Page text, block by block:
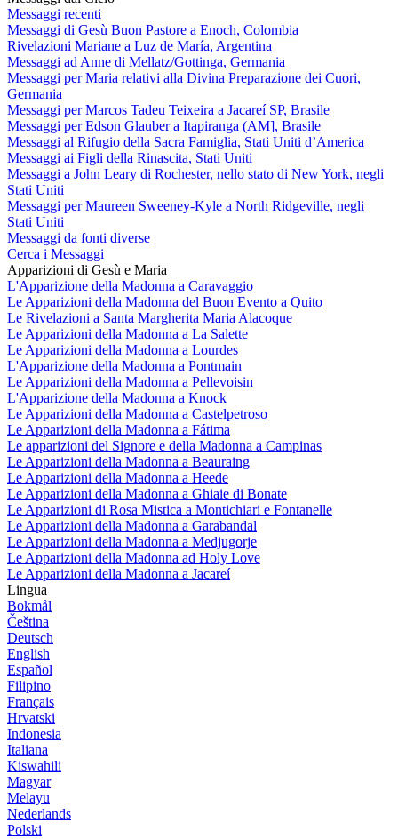
Messaggi recenti
Messaggi di Gesù Buon Pastore a Enoch, Colombia
Rivelazioni Mariane a Luz de María, Argentina
Messaggi ad Anne di Mellatz/Gottinga, Germania
Messaggi per Maria relativi alla Divina Preparazione dei Cuori,
Germania
Messaggi per Marcos Tadeu Teixeira a Jacareí SP, Brasile
Messaggi per Edson Glauber a Itapiranga (AM], Brasile
Messaggi al Rifugio della Sacra Famiglia, Stati Uniti d’America
Messaggi ai Figli della Rinascita, Stati Uniti
Messaggi a John Leary di Rochester, nello stato di New York, negli
Stati Uniti
Messaggi per Maureen Sweeney-Kyle a North Ridgeville, negli
Stati Uniti
Messaggi da fonti diverse
Cerca i Messaggi
Apparizioni di Gesù e Maria
L'Apparizione della Madonna a Caravaggio
Le Apparizioni della Madonna del Buon Evento a Quito
Le Rivelazioni a Santa Margherita Maria Alacoque
Le Apparizioni della Madonna a La Salette
Le Apparizioni della Madonna a Lourdes
L'Apparizione della Madonna a Pontmain
Le Apparizioni della Madonna a Pellevoisin
L'Apparizione della Madonna a Knock
Le Apparizioni della Madonna a Castelpetroso
Le Apparizioni della Madonna a Fátima
Le apparizioni del Signore e della Madonna a Campinas
Le Apparizioni della Madonna a Beauraing
Le Apparizioni della Madonna a Heede
Le Apparizioni della Madonna a Ghiaie di Bonate
Le Apparizioni di Rosa Mistica a Montichiari e Fontanelle
Le Apparizioni della Madonna a Garabandal
Le Apparizioni della Madonna a Medjugorje
Le Apparizioni della Madonna ad Holy Love
Le Apparizioni della Madonna a Jacareí
Lingua
Bokmål
Čeština
Deutsch
English
Español
Filipino
Français
Hrvatski
Indonesia
Italiana
Kiswahili
Magyar
Melayu
Nederlands
Polski